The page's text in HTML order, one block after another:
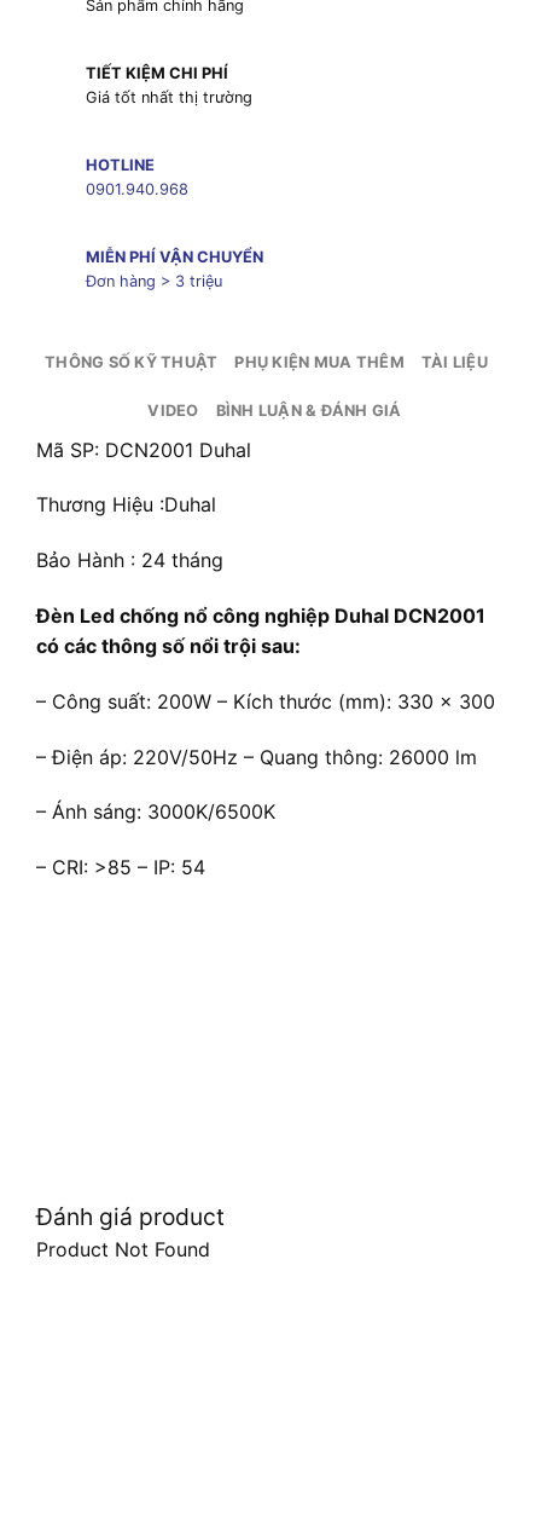
Sản phẩm chính hãng
TIẾT KIỆM CHI PHÍ
Giá tốt nhất thị trường
HOTLINE
0901.940.968
MIỄN PHÍ VẬN CHUYỂN
Đơn hàng > 3 triệu
THÔNG SỐ KỸ THUẬT PHỤ KIỆN MUA THÊM TÀI LIỆU
VIDEO BÌNH LUẬN & ĐÁNH GIÁ
Mã SP: DCN2001 Duhal
Thương Hiệu :Duhal
Bảo Hành : 24 tháng
Đèn Led chống nổ công nghiệp Duhal DCN2001
có các thông số nổi trội sau:
– Công suất: 200W – Kích thước (mm): 330 x 300
– Điện áp: 220V/50Hz – Quang thông: 26000 lm
– Ánh sáng: 3000K/6500K
– CRI: >85 – IP: 54
Đánh giá product
Product Not Found